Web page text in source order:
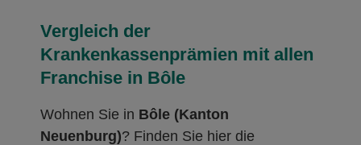
Vergleich der
Krankenkassenprämien mit allen
Franchise in Bôle
Wohnen Sie in Bôle (Kanton
Neuenburg)? Finden Sie hier die